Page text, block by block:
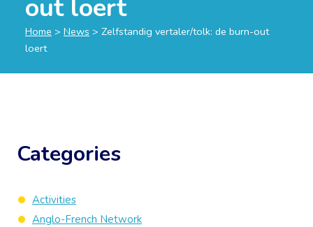
out loert
Home > News > Zelfstandig vertaler/tolk: de burn-out
loert
Categories
Activities
Anglo-French Network